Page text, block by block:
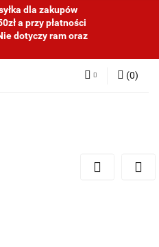
dla zakupów
a przy płatności
dotyczy ram oraz
(0)